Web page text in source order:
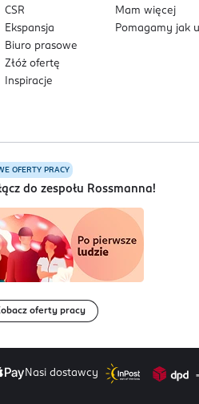
CSR
Ekspansja
Biuro prasowe
Złóż ofertę
Inspiracje
Mam więcej
Pomagamy jak
OFERTY PRACY
do zespołu Rossmanna!
oferty pracy
Nasi dostawcy